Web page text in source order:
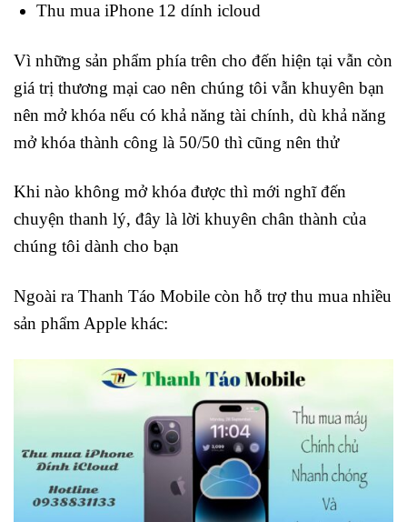
Thu mua iPhone 12 dính icloud
Vì những sản phẩm phía trên cho đến hiện tại vẫn còn
giá trị thương mại cao nên chúng tôi vẫn khuyên bạn
nên mở khóa nếu có khả năng tài chính, dù khả năng
mở khóa thành công là 50/50 thì cũng nên thử
Khi nào không mở khóa được thì mới nghĩ đến
chuyện thanh lý, đây là lời khuyên chân thành của
chúng tôi dành cho bạn
Ngoài ra Thanh Táo Mobile còn hỗ trợ thu mua nhiều
sản phẩm Apple khác: